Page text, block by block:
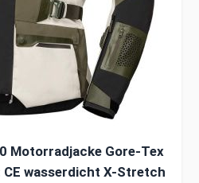
Motorradjacke Gore-Tex
CE wasserdicht X-Stretch